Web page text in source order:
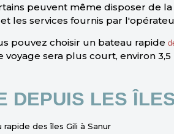
peuvent même disposer de
les services fournis par
pouvez choisir un bateau rapide
sera plus court, environ
DEPUIS LES